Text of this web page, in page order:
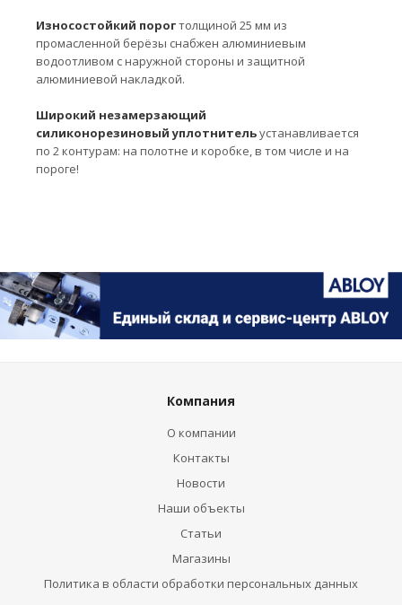
Износостойкий порогтолщиной 25 мм из
промасленной берёзы снабжен алюминиевым
водоотливом с наружной стороны и защитной
алюминиевой накладкой.
Широкий незамерзающий
силиконорезиновый уплотнительустанавливается
по 2 контурам: на полотне и коробке, в том числе и на
пороге!
Компания
О компании
Контакты
Новости
Наши объекты
Статьи
Магазины
Политика в области обработки персональных данных